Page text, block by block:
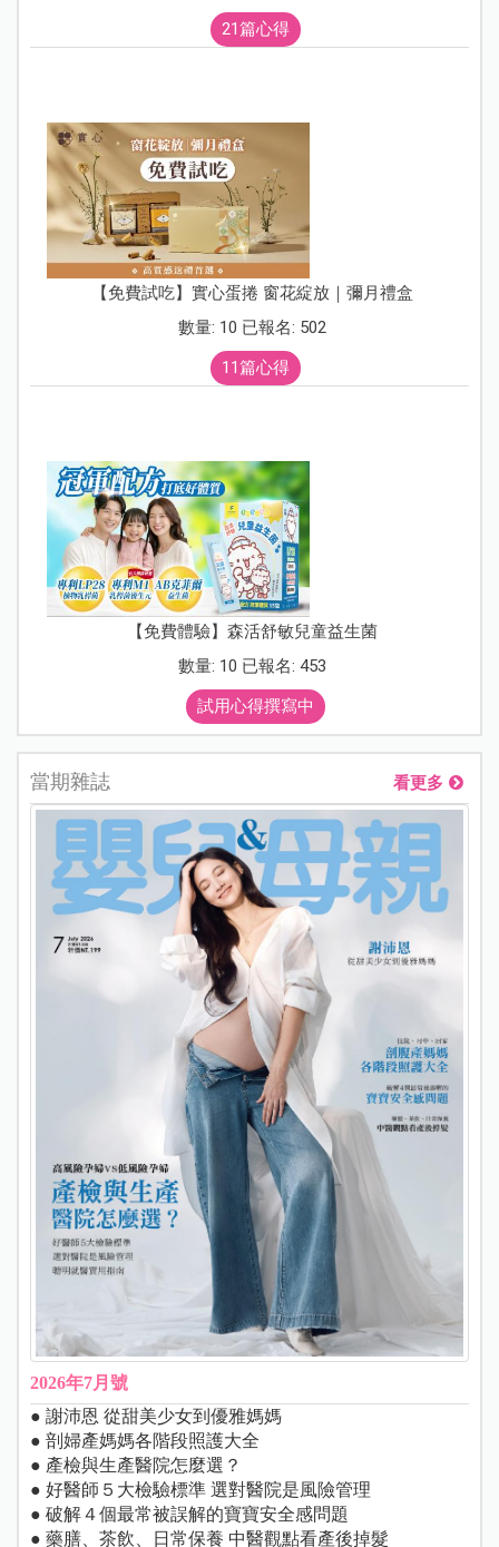
21篇心得
【免費試吃】實心蛋捲 窗花綻放｜彌月禮盒
數量: 10 已報名: 502
11篇心得
【免費體驗】森活舒敏兒童益生菌
數量: 10 已報名: 453
試用心得撰寫中
當期雜誌 看更多
2026年7月號
● 謝沛恩 從甜美少女到優雅媽媽
● 剖婦產媽媽各階段照護大全
● 產檢與生產醫院怎麼選？
● 好醫師５大檢驗標準 選對醫院是風險管理
● 破解４個最常被誤解的寶寶安全感問題
● 藥膳、茶飲、日常保養 中醫觀點看產後掉髮